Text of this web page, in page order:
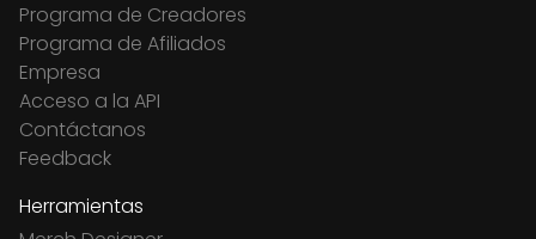
Programa de Creadores
Programa de Afiliados
Empresa
Acceso a la API
Contáctanos
Feedback
Herramientas